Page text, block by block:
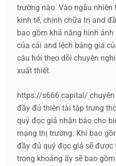
trường nào. Vào ngẫu nhiên
kinh tế, chính chữa trị and
bao gồm khả năng hình
của cải and lệch bảng giá
câu hỏi theo dõi chuyên
xuất thiết.
https://s666.capital/
đầy đủ thiên tài tập trung
quý đọc giả nhận báo cho
mạng thị trường. Khi bao
đầy đủ quý đọc giả sẽ được
trong khoảng ấy sẽ bao